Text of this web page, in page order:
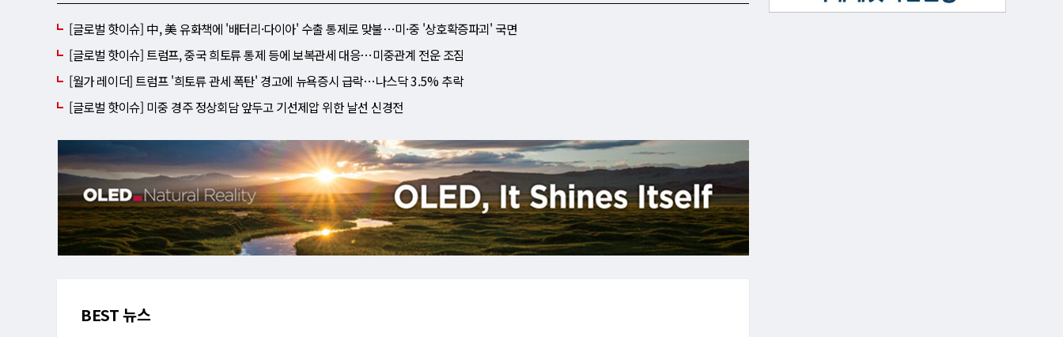
[글로벌 핫이슈] 中, 美 유화책에 '배터리·다이아' 수출 통제로 맞불⋯미·중 '상호확증파괴' 국면
[글로벌 핫이슈] 트럼프, 중국 희토류 통제 등에 보복관세 대응⋯미중관계 전운 조짐
[월가 레이더] 트럼프 '희토류 관세 폭탄' 경고에 뉴욕증시 급락⋯나스닥 3.5% 추락
[글로벌 핫이슈] 미중 경주 정상회담 앞두고 기선제압 위한 날선 신경전
BEST 뉴스